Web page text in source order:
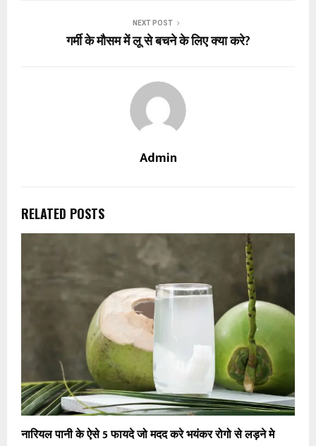
NEXT POST
गर्मी के मौसम में लू से बचने के लिए क्या करे?
Admin
RELATED POSTS
नारियल पानी के ऐसे 5 फायदे जो मदद करे भयंकर रोगो से लड़ने मे